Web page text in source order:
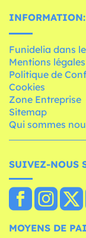
INFORMATION:
Funidelia dans
Mentions
Politique de
Cookies
Zone Entreprise
Sitemap
Qui sommes
SUIVEZ-NOUS
MOYENS DE